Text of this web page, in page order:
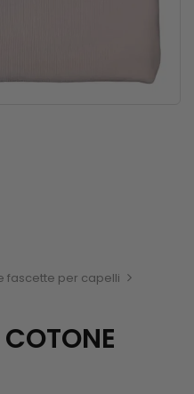
fascette per capelli